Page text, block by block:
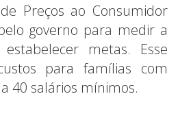
Preços ao Consumidor
governo para medir a
metas. Esse
para famílias com
40 salários mínimos.